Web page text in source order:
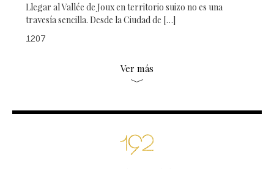
Llegar al Vallée de Joux en territorio suizo no es una
travesía sencilla. Desde la Ciudad de […]
1207
Ver más